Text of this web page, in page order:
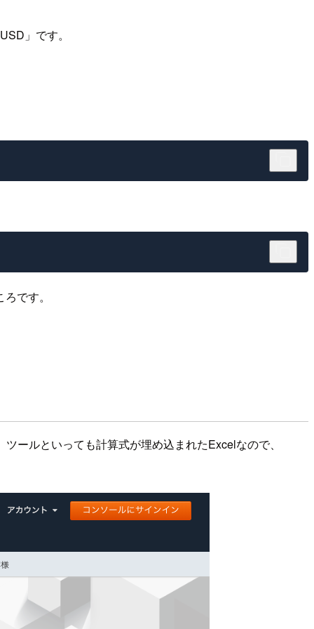
」です。
です。
ールといっても計算式が埋め込まれたExcelなので、